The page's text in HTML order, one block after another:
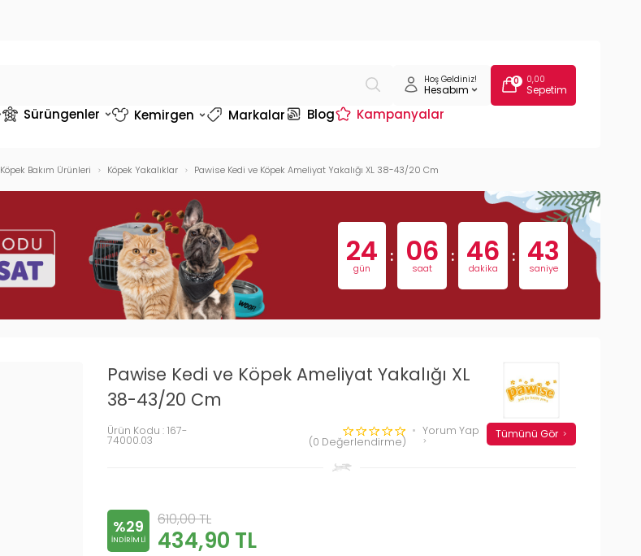
Hoş Geldiniz!
Hesabım
0 0,00
Sepetim
Sürüngenler Kemirgen Markalar Blog Kampanyalar
Köpek Bakım Ürünleri Köpek Yakalıklar Pawise Kedi ve Köpek Ameliyat Yakalığı XL 38-43/20 Cm
24
gün
: 06
saat
: 46
dakika
: 42
saniye
Pawise Kedi ve Köpek Ameliyat Yakalığı XL
38-43/20 Cm
Ürün Kodu : 167-
74000.03 (0 Değerlendirme)
Yorum Yap Tümünü Gör
%29
INDIRIMLI
610,00TL
434,90 TL